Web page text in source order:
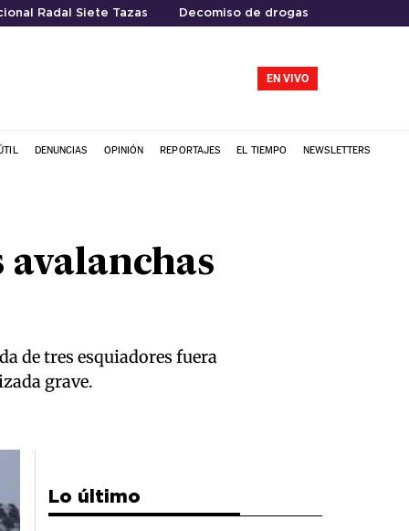
Radal Siete Tazas Decomiso de drogas
EN VIVO
DENUNCIAS OPINIÓN REPORTAJES EL TIEMPO NEWSLETTERS
de tres esquiadores fuera
grave.
Lo último